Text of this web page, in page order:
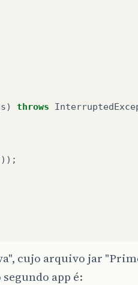
) throws
cujo arquivo jar
app é: